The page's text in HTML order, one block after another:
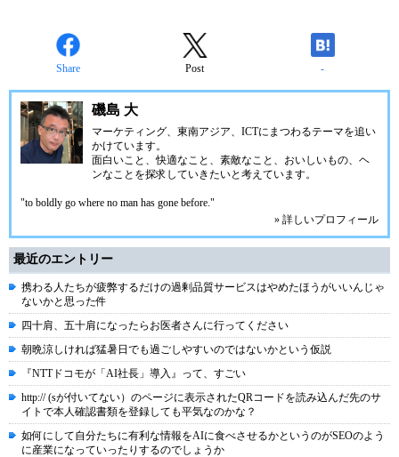
Share Post -
磯島 大
マーケティング、東南アジア、ICTにまつわるテーマを追い
かけています。
面白いこと、快適なこと、素敵なこと、おいしいもの、ヘ
ンなことを探求していきたいと考えています。
"to boldly go where no man has gone before."
» 詳しいプロフィール
最近のエントリー
携わる人たちが疲弊するだけの過剰品質サービスはやめたほうがいいんじゃ
ないかと思った件
四十肩、五十肩になったらお医者さんに行ってください
朝晩涼しければ猛暑日でも過ごしやすいのではないかという仮説
『NTTドコモが「AI社長」導入』って、すごい
http:// (sが付いてない）のページに表示されたQRコードを読み込んだ先のサ
イトで本人確認書類を登録しても平気なのかな？
如何にして自分たちに有利な情報をAIに食べさせるかというのがSEOのよう
に産業になっていったりするのでしょうか